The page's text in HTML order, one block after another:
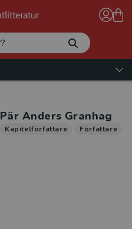
Pär Anders Granhag
Kapitelförfattare Författare